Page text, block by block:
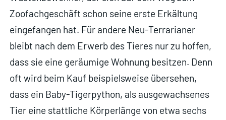
Zoofachgeschäft schon seine erste Erkältung
eingefangen hat. Für andere Neu-Terrarianer
bleibt nach dem Erwerb des Tieres nur zu hoffen,
dass sie eine geräumige Wohnung besitzen. Denn
oft wird beim Kauf beispielsweise übersehen,
dass ein Baby-Tigerpython, als ausgewachsenes
Tier eine stattliche Körperlänge von etwa sechs